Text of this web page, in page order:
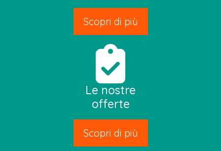
Scopri di più
Le nostre
offerte
Scopri di più